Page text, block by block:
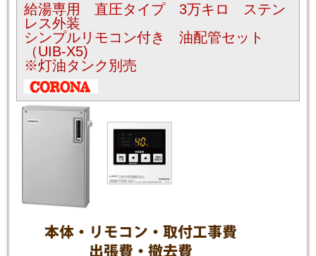
給湯専用 直圧タイプ 3万キロ ステン
レス外装
シンプルリモコン付き 油配管セット
（UIB-X5)
※灯油タンク別売